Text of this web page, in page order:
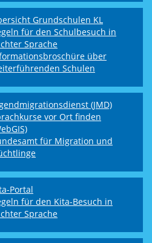
Grundschulen KL
für den Schulbesuch in
Sprache
über
Schulen
(JMD)
vor Ort finden
für Migration und
Portal
für den Kita-Besuch in
Sprache